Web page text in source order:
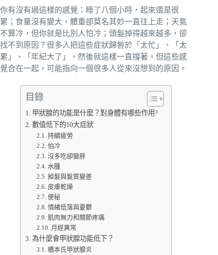
你有沒有過這樣的感覺：睡了八個小時，起來還是很
累；食量沒有變大，體重卻莫名其妙一直往上走；天氣
不算冷，但你就是比別人怕冷；頭髮掉得越來越多，卻
找不到原因？很多人把這些症狀歸咎於「太忙」、「太
累」、「年紀大了」，然後就這樣一直撐著。但這些感
覺合在一起，可能指向一個很多人從來沒想到的原因。
目錄
甲狀腺的功能是什麼？對身體有哪些作用?
數值低下的10大症狀
持續疲勞
怕冷
沒多吃卻變胖
水腫
掉髮與髮質變差
皮膚乾燥
便秘
情緒低落與憂鬱
肌肉無力和關節疼痛
月經異常
為什麼會甲狀腺功能低下？
橋本氏甲狀腺炎